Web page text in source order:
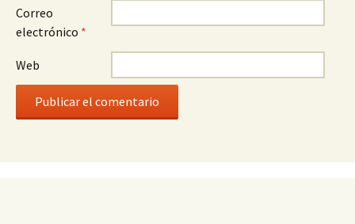
Correo
electrónico *
Web